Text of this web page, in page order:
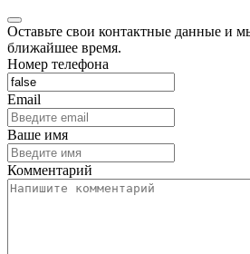
Оставьте свои контактные данные и
ближайшее время.
Номер телефона
Email
Ваше имя
Комментарий